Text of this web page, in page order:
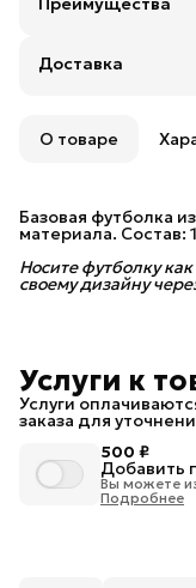
Оплата —
Доставка в
Бесплатная
выдачи СДЭК.
При заказе на
России.
Доставка
О товаре
Базовая футболка
материала. Состав:
Носите футболку
своему дизайну
Услуги к
Услуги
заказа для
500 ₽
Добавить
Вы можете
одну
Подробнее